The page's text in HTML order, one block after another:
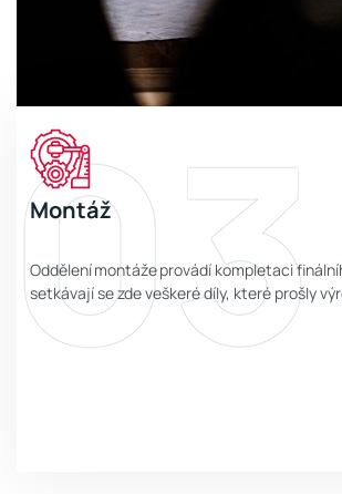
03
Montáž
Oddělení montáže provádí kompletaci
setkávají se zde veškeré díly, které prošly